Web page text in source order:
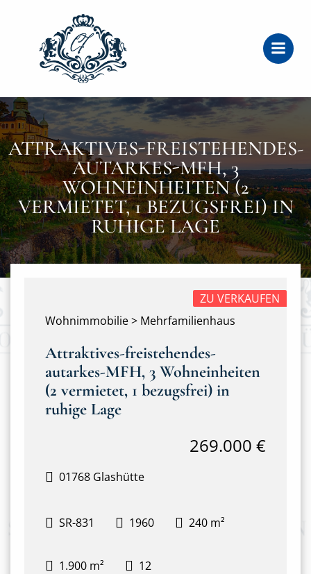
ATTRAKTIVES-FREISTEHENDES-
AUTARKES-MFH, 3
WOHNEINHEITEN (2
VERMIETET, 1 BEZUGSFREI) IN
RUHIGE LAGE
Wohnimmobilie > Mehrfamilienhaus
ZU VERKAUFEN
Attraktives-freistehendes-
autarkes-MFH, 3 Wohneinheiten
(2 vermietet, 1 bezugsfrei) in
ruhige Lage
01768 Glashütte
269.000 €
SR-831 1960 240 m²
1.900 m² 12